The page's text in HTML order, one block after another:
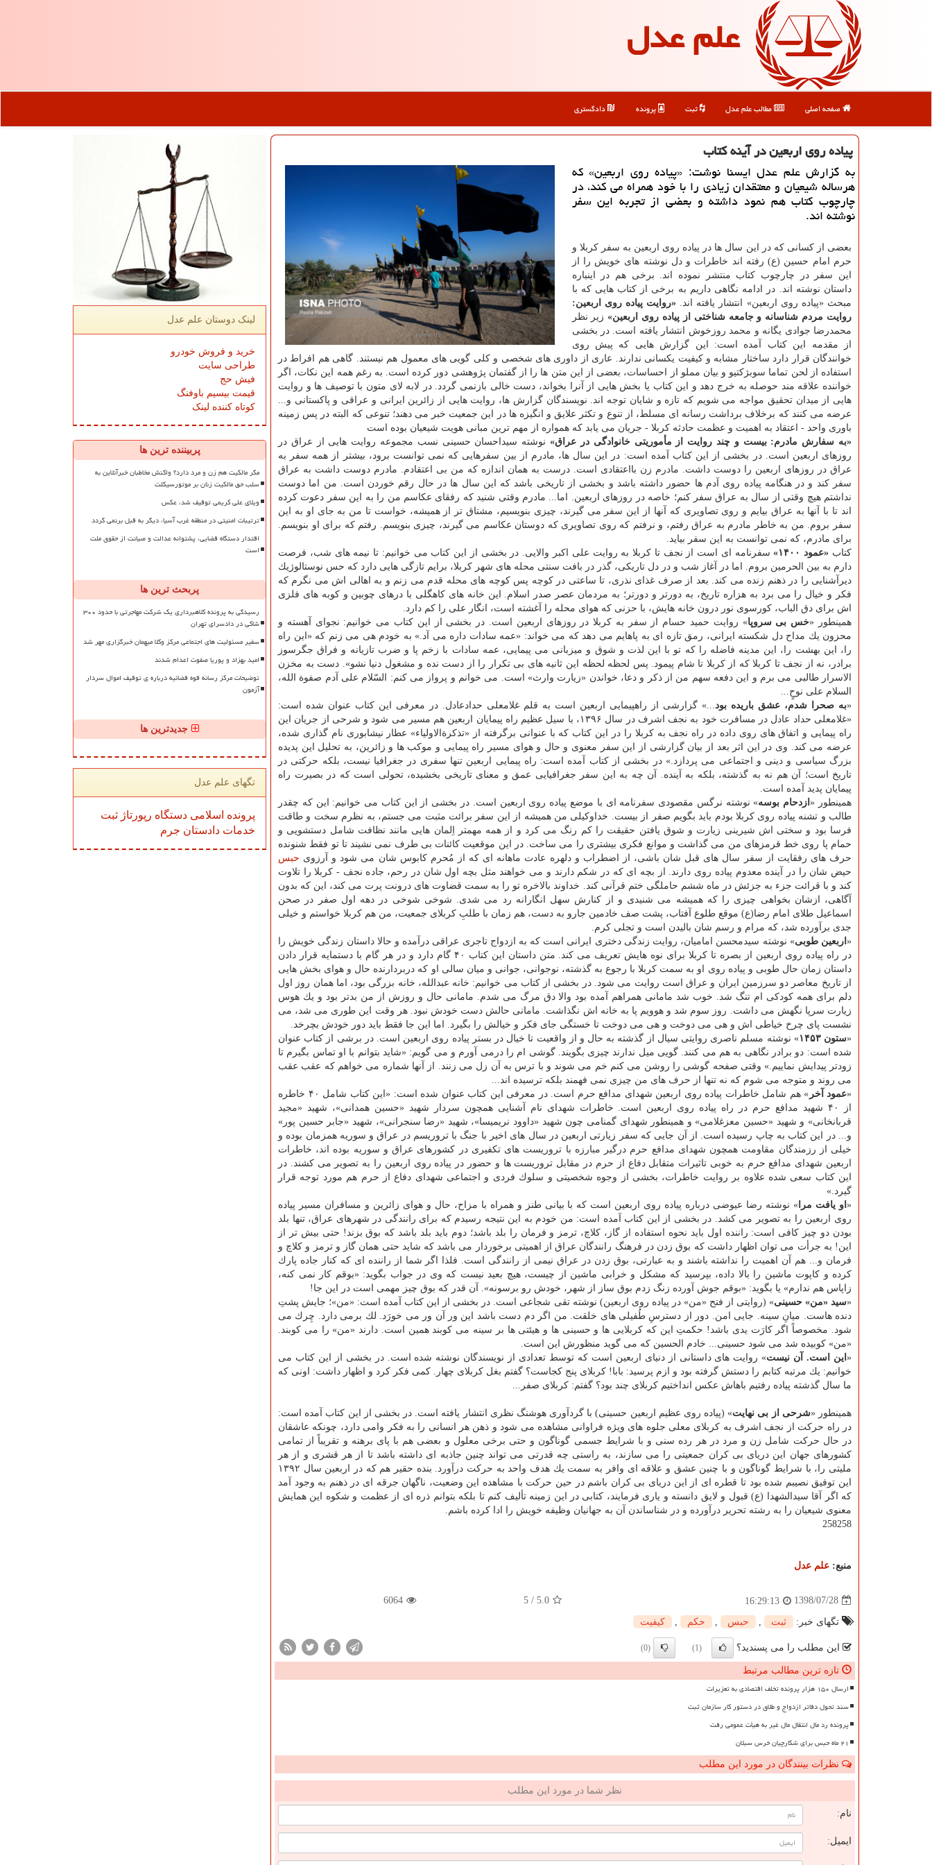
علم عدل
صفحه اصلی مطالب علم عدل ثبت پرونده دادگستری
پیاده روی اربعین در آینه كتاب
به گزارش علم عدل ایسنا نوشت: «پیاده روی اربعین» كه
هرساله شیعیان و معتقدان زیادی را با خود همراه می كند، در
چارچوب كتاب هم نمود داشته و بعضی از تجربه این سفر
نوشته اند.
بعضی از كسانی كه در این سال ها در پیاده روی اربعین به سفر كربلا و
حرم امام حسین (ع) رفته اند خاطرات و دل نوشته های خویش را از
این سفر در چارچوب كتاب منتشر نموده اند. برخی هم در اینباره
داستان نوشته اند. در ادامه نگاهی داریم به برخی از كتاب هایی كه با
مبحث «پیاده روی اربعین» انتشار یافته اند.«روایت پیاده روی اربعین:
روایت مردم شناسانه و جامعه شناختی از پیاده روی اربعین»زیر نظر
محمدرضا جوادی یگانه و محمد روزخوش انتشار یافته است. در بخشی
از مقدمه این كتاب آمده است: این گزارش هایی كه پیش روی
خوانندگان قرار دارد ساختار مشابه و كیفیت یكسانی ندارند. عاری از داوری های شخصی و كلی گویی های معمول هم نیستند. گاهی هم افراط در
استفاده از لحن تماما سوبژكتیو و بیان مملو از احساسات، بعضی از این متن ها را از گفتمان پژوهشی دور كرده است. به رغم همه این نكات، اگر
خواننده علاقه مند حوصله به خرج دهد و این كتاب یا بخش هایی از آنرا بخواند، دست خالی بازنمی گردد. در لابه لای متون با توصیف ها و روایت
هایی از میدان تحقیق مواجه می شویم كه تازه و شایان توجه اند. نویسندگان گزارش ها، روایت هایی از زائرین ایرانی و عراقی و پاكستانی و...
عرضه می كنند كه برخلاف برداشت رسانه ای مسلط، از تنوع و تكثر علایق و انگیزه ها در این جمعیت خبر می دهند؛ تنوعی كه البته در پس زمینه
باوری واحد - اعتقاد به اهمیت و عظمت حادثه كربلا - جریان می یابد كه همواره از مهم ترین مبانی هویت شیعیان بوده است
«به سفارش مادرم: بیست و چند روایت از مأموریتی خانوادگی در عراق» نوشته سیداحسان حسینی نسب مجموعه روایت هایی از عراق در
روزهای اربعین است. در بخشی از این كتاب آمده است: در این سال ها، مادرم از بین سفرهایی كه نمی توانست برود، بیشتر از همه سفر به
عراق در روزهای اربعین را دوست داشت. مادرم زن بااعتقادی است. درست به همان اندازه كه من بی اعتقادم. مادرم دوست داشت به عراق
سفر كند و در هنگامه پیاده روی آدم ها حضور داشته باشد و بخشی از تاریخی باشد كه این سال ها در حال رقم خوردن است. من اما دوست
نداشتم هیچ وقتی از سال به عراق سفر كنم؛ خاصه در روزهای اربعین. اما... مادرم وقتی شنید كه رفقای عكاسم من را به این سفر دعوت كرده
اند تا با آنها به عراق بیایم و روی تصاویری كه آنها از این سفر می گیرند، چیزی بنویسیم، مشتاق تر از همیشه، خواست تا من به جای او به این
سفر بروم. من به خاطر مادرم به عراق رفتم، و نرفتم كه روی تصاویری كه دوستان عكاسم می گیرند، چیزی بنویسم. رفتم كه برای او بنویسم.
برای مادرم، كه نمی توانست به این سفر بیاید.
كتاب «عمود ۱۴۰۰»
سفرنامه ای است از نجف تا كربلا به روایت علی اكبر والایی. در بخشی از این كتاب می خوانیم: تا نیمه های شب، فرصت
دارم به بین الحرمین بروم. اما در آغاز شب و در دل تاریكی، گذر در بافت سنتی محله های شهر كربلا، برایم تازگی هایی دارد كه حس نوستالوژیك
دیرآشنایی را در ذهنم زنده می كند. بعد از صرف غذای نذری، تا ساعتی در كوچه پس كوچه های محله قدم می زنم و به اهالی اش می نگرم كه
فكر و خیال را می برد به هزاره تاریخ، به دورتر و دورتر؛ به مردمان عصر صدر اسلام. این خانه های كاهگلی با درهای چوبین و كوبه های فلزی
اش برای دق الباب، كورسوی نور درون خانه هایش، با حزنی كه هوای محله را آغشته است، انگار علی را كم دارد.
همینطور «خس بی سروپا» روایت حمید حسام از سفر به كربلا در روزهای اربعین است. در بخشی از این كتاب می خوانیم: نجوای آهسته و
محزون یك مداح دل شكسته ایرانی، رمق تازه ای به پاهایم می دهد كه می خواند: «عمه سادات داره می آد.» به خودم هی می زنم كه «این راه
را، این بهشت را، این مدینه فاضله را كه تو با این لذت و شوق و میزبانی می پیمایی، عمه سادات با زخم پا و ضرب تازیانه و فراق جگرسوز
برادر، نه از نجف تا كربلا كه از كربلا تا شام پیمود. پس لحظه لحظه این ثانیه های بی تكرار را از دست نده و مشغول دنیا نشو». دست به مخزن
الاسرار طالبی می برم و این دفعه سهم من از ذكر و دعا، خواندن «زیارت وارث» است. می خوانم و پرواز می كنم: السّلام علی آدم صفوة الله،
السلام علی نوحٍ...
«به صحرا شدم، عشق باریده بود...» گزارشی از راهپیمایی اربعین است به قلم غلامعلی حدادعادل. در معرفی این كتاب عنوان شده است:
«غلامعلی حداد عادل در مسافرت خود به نجف اشرف در سال ۱۳۹۶، با سیل عظیم راه پیمایان اربعین هم مسیر می شود و شرحی از جریان این
راه پیمایی و اتفاق های روی داده در راه نجف به كربلا را در این كتاب كه با عنوانی برگرفته از «تذكرةالاولیاء» عطار نیشابوری نام گذاری شده،
عرضه می كند. وی در این اثر بعد از بیان گزارشی از این سفر معنوی و حال و هوای مسیر راه پیمایی و موكب ها و زائرین، به تحلیل این پدیده
بزرگ سیاسی و دینی و اجتماعی می پردازد.» در بخشی از كتاب آمده است: راه پیمایی اربعین تنها سفری در جغرافیا نیست، بلكه حركتی در
تاریخ است؛ آن هم نه به گذشته، بلكه به آینده. آن چه به این سفر جغرافیایی عمق و معنای تاریخی بخشیده، تحولی است كه در بصیرت راه
پیمایان پدید آمده است.
همینطور «ازدحام بوسه» نوشته نرگس مقصودی سفرنامه ای با موضع پیاده روی اربعین است. در بخشی از این كتاب می خوانیم: این كه چقدر
طالب و تشنه پیاده­ روی كربلا بودم باید بگویم صفر از بیست. خداوكیلی من همیشه از این سفر برائت مثبت می­ جستم، به نظرم سخت و طاقت
فرسا بود و سختی­ اش شیرینی زیارت و شوق یافتن حقیقت را كم­ رنگ می­ كرد و از همه مهم­تر اِلمان­ هایی مانند نظافت شامل دست­شویی و
حمام پا روی خط قرمزهای من می­ گذاشت و موانع فكری بیشتری را می­ ساخت. در این موقعیت كائنات بی­ طرف نمی نشیند تا تو فقط شنونده
حرف­ های رفقایت از سفر سال­ های قبل شان باشی، از اضطراب و دلهره عادت ماهانه­ ای كه از مُحرم كابوس شان می­ شود و آرزوی حبس
حیض شان را در آینده معدوم پیاده روی دارند. از بچه­ ای كه در شكم دارند و می­ خواهند مثل بچه اول شان در رحم، جاده نجف - كربلا را تلاوت
كند و با قرائت جزء به جزئش در ماه ششم حاملگی ختم قرآنی كند. خداوند بالاخره تو را به سمت قضاوت­ های درونت پرت می­ كند، این كه بدون
آگاهی، ازشان بخواهی چیزی را كه همیشه می­ شنیدی و از كنارش سهل­ انگارانه رد می­ شدی. شوخی­ شوخی در دهه اول صفر در صحن
اسماعیل طلای امام رضا(ع) موقع طلوع آفتاب، پشت صف خادمین جارو به دست، هم زمان با طلبِ كربلای جمعیت، من هم كربلا خواستم و خیلی
جدی برآورده شد، كه مرام و رسم شان بالیدن است و تجلی كرم.
«اربعین طوبی» نوشته سیدمحسن امامیان، روایت زندگی دختری ایرانی است كه به ازدواج تاجری عراقی درآمده و حالا داستان زندگی خویش را
در راه پیاده روی اربعین از بصره تا كربلا برای نوه هایش تعریف می كند. متن داستان این كتاب ۴۰ گام دارد و در هر گام با دستمایه قرار دادن
داستان زمان حال طوبی و پیاده روی او به سمت كربلا با رجوع به گذشته، نوجوانی، جوانی و میان سالی او كه دربردارنده حال و هوای بخش هایی
از تاریخ معاصر دو سرزمین ایران و عراق است روایت می شود. در بخشی از كتاب می خوانیم: خانه عبدالله، خانه بزرگی بود، اما همان روز اول
دلم برای همه كودكی ام تنگ شد. خوب شد مامانی همراهم آمده بود والا دق مرگ می شدم. مامانی حال و روزش از من بدتر بود و یك هوس
زیارت سرپا نگهش می داشت. روز سوم شد و هوویم پا به خانه اش نگذاشت. مامانی حالش دست خودش نبود. هر وقت این طوری می شد، می
نشست پای چرخ خیاطی اش و هی می دوخت و هی می دوخت تا خستگی جای فكر و خیالش را بگیرد. اما این جا فقط باید دور خودش بچرخد.
«ستون ۱۴۵۳
» نوشته مسلم ناصری روایتی سیال از گذشته به حال و از واقعیت تا خیال در بستر پیاده روی اربعین است. در برشی از كتاب عنوان
شده است: دو برادر نگاهی به هم می كنند. گویی میل ندارند چیزی بگویند. گوشی ام را درمی آورم و می گویم: «شاید بتوانم با او تماس بگیرم تا
زودتر پیدایش نماییم.» وقتی صفحه گوشی را روشن می كنم خم می شوند و با ترس به آن زل می زنند. از آنها شماره می خواهم كه عقب عقب
می روند و متوجه می شوم كه نه تنها از حرف های من چیزی نمی فهمند بلكه ترسیده اند...
«عمود آخر
» هم شامل خاطرات پیاده روی اربعین شهدای مدافع حرم است. در معرفی این كتاب عنوان شده است: «این كتاب شامل ۴۰ خاطره
از ۴۰ شهید مدافع حرم در راه پیاده روی اربعین است. خاطرات شهدای نام آشنایی همچون سردار شهید «حسین همدانی»، شهید «مجید
قربانخانی» و شهید «حسین معزغلامی» و همینطور شهدای گمنامی چون شهید «داوود نریمیسا»، شهید «رضا سنجرانی»، شهید «جابر حسین پور»
و... در این كتاب به چاپ رسیده است. از آن جایی كه سفر زیارتی اربعین در سال های اخیر با جنگ با تروریسم در عراق و سوریه همزمان بوده و
خیلی از رزمندگان مقاومت همچون شهدای مدافع حرم درگیر مبارزه با تروریست های تكفیری در كشورهای عراق و سوریه بوده اند، خاطرات
اربعین شهدای مدافع حرم به خوبی تاثیرات متقابل دفاع از حرم در مقابل تروریست ها و حضور در پیاده روی اربعین را به تصویر می كشند. در
این كتاب سعی شده علاوه بر روایت خاطرات، بخشی از وجوه شخصیتی و سلوك فردی و اجتماعی شهدای دفاع از حرم هم مورد توجه قرار
گیرد.»
«او یافت مرا » نوشته رضا عیوضی درباره پیاده روی اربعین است كه با بیانی طنز و همراه با مزاح، حال و هوای زائرین و مسافران مسیر پیاده
روی اربعین را به تصویر می كشد. در بخشی از این كتاب آمده است: من خودم به این نتیجه رسیدم كه برای رانندگی در شهرهای عراق، تنها بلد
بودن دو چیز كافی است: راننده اول باید نحوه استفاده از گاز، كلاچ، ترمز و فرمان را بلد باشد؛ دوم باید بلد باشد كه بوق بزند! حتی بیش تر از
این! به جرأت می توان اظهار داشت كه بوق زدن در فرهنگ رانندگان عراق از اهمیتی برخوردار می باشد كه شاید حتی همان گاز و ترمز و كلاچ و
فرمان و... هم آن اهمیت را نداشته باشند و به عبارتی، بوق زدن در عراق نیمی از رانندگی است. فلذا اگر شما از راننده ای كه كنار جاده پارك
كرده و كاپوت ماشین را بالا داده، بپرسید كه مشكل و خرابی ماشین از چیست، هیچ بعید نیست كه وی در جواب بگوید: «بوقم كار نمی كنه،
زاپاس هم ندارم» یا بگوید: «بوقم جوش آورده زنگ زدم بوق ساز از شهر، خودش رو برسونه». آن قدر كه بوق چیز مهمی است در این جا!
«سید «من» حسینی» (روایتی از فتح «من» در پیاده روی اربعین) نوشته تقی شجاعی است. در بخشی از این كتاب آمده است: «من»؛ جایش پشتِ
دنده هاست. میانِ سینه. جایی امن. دور از دسترسِ طُفیلی های خلقت. من اگر دم دست باشد این ور آن ور می خورَد. لك برمی دارد. چِرك می
شود. مخصوصاً اگر كارَت یدی باشد! حكمتِ این كه كربلایی ها و حسینی ها و هیئتی ها بر سینه می كوبند همین است. دارند «من» را می كوبند.
«من» كوبیده شد می شود حسینی... خادم الحسین كه می گوید منظورش این است.
« این است. آن نیست» روایت های داستانی از دنیای اربعین است كه توسط تعدادی از نویسندگان نوشته شده است. در بخشی از این كتاب می
خوانیم: یك مرتبه كتابم را دستش گرفته بود و ازم پرسید: بابا! كربلای پنج كجاست؟ گفتم بغل كربلای چهار. كمی فكر كرد و اظهار داشت: اونی كه
ما سال گذشته پیاده رفتیم باهاش عكس انداختیم كربلای چند بود؟ گفتم: كربلای صفر...
همینطور «شرحی از بی نهایت» (پیاده روی عظیم اربعین حسینی) با گردآوری هوشنگ نظری انتشار یافته است. در بخشی از این كتاب آمده است:
در راه حركت از نجف اشرف به كربلای معلی جلوه های ویژه فراوانی مشاهده می شود و ذهن هر انسانی را به فكر وامی دارد، چونكه عاشقان
در حال حركت شامل زن و مرد در هر رده سنی و با شرایط جسمی گوناگون و حتی برخی معلول و بعضی هم با پای برهنه و تقریباً از تمامی
كشورهای جهان این دریای بی كران جمعیتی را می سازند، به راستی چه قدرتی می تواند چنین جاذبه ای داشته باشد تا از هر قشری و از هر
ملیتی را، با شرایط گوناگون و با چنین عشق و علاقه ای وافر به سمت یك هدف واحد به حركت درآورد. بنده حقیر هم كه در اربعین سال ۱۳۹۲
این توفیق نصیبم شده بود تا قطره ای از این دریای بی كران باشم در حین حركت با مشاهده این وضعیت، ناگهان جرقه ای در ذهنم به وجود آمد
كه اگر آقا سیدالشهدا (ع) قبول و لایق دانسته و یاری فرمایند، كتابی در این زمینه تألیف كنم تا بلكه بتوانم ذره ای از عظمت و شكوه این همایش
معنوی شیعیان را به رشته تحریر درآورده و در شناساندن آن به جهانیان وظیفه خویش را ادا كرده باشم.
258258
منبع: علم عدل
1398/07/28
16:29:13
5.0
/
5
6064
تگهای خبر: ثبت حبس حكم كیفیت
این مطلب را می پسندید؟ (1)
(0)
تازه ترین مطالب مرتبط
ارسال ۱۵۰ هزار پرونده تخلف اقتصادی به تعزیرات
سند تحول دفاتر ازدواج و طلاق در دستور کار سازمان ثبت
پرونده رد مال انتقال مال غیر به هیأت عمومی رفت
۲۱ ماه حبس برای شکارچیان خرس سبلان
نظرات بینندگان در مورد این مطلب
نظر شما در مورد این مطلب
نام:
ایمیل:
لینک دوستان علم عدل
خرید و فروش خودرو
طراحی سایت
فیش حج
قیمت بیسیم باوفنگ
کوتاه کننده لینک
پربیننده ترین ها
مگر مالکیت هم زن و مرد دارد؟ واکنش مخاطبان خبرآنلاین به
سلب حق مالکیت زنان بر موتورسیکلت
ویلای علی کریمی توقیف شد، عکس
ترتیبات امنیتی در منطقه غرب آسیا، دیگر به قبل برنمی گردد
اقتدار دستگاه قضایی، پشتوانه عدالت و صیانت از حقوق ملت
است
پربحث ترین ها
رسیدگی به پرونده کلاهبرداری یک شرکت مهاجرتی با حدود ۳۰۰
شاکی در دادسرای تهران
سفیر مسئولیت های اجتماعی مرکز وکلا میهمان خبرگزاری مهر شد
امید بهزاد و پوریا صفوت اعدام شدند
توضیحات مرکز رسانه قوه قضائیه درباره ی توقیف اموال سردار
آزمون
جدیدترین ها
تگهای علم عدل
پرونده اسلامی دستگاه رپورتاژ ثبت
خدمات دادستان جرم